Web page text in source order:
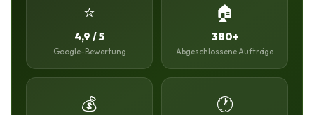
⭐
4,9 / 5
Google-Bewertung
🏠
380+
Abgeschlossene Aufträge
💰 🕐